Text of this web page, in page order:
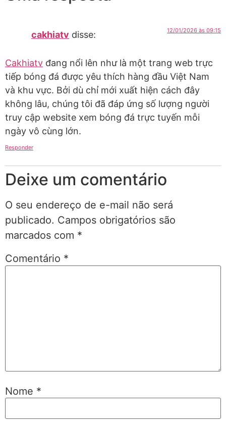
cakhiatv disse: 12/01/2026 às 09:15
Cakhiatv đang nổi lên như là một trang web trực
tiếp bóng đá được yêu thích hàng đầu Việt Nam
và khu vực. Bởi dù chỉ mới xuất hiện cách đây
không lâu, chúng tôi đã đáp ứng số lượng người
truy cập website xem bóng đá trực tuyến mỗi
ngày vô cùng lớn.
Responder
Deixe um comentário
O seu endereço de e-mail não será
publicado. Campos obrigatórios são
marcados com *
Comentário *
Nome *